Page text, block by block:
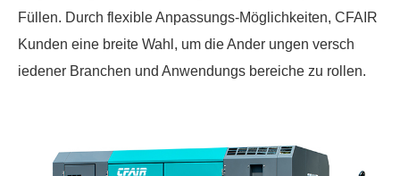
Füllen. Durch flexible Anpassungs-Möglichkeiten, CFAIR
Kunden eine breite Wahl, um die Ander ungen versch
iedener Branchen und Anwendungs bereiche zu rollen.